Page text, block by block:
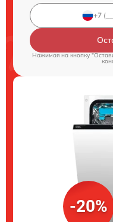
Нажимая на кнопку
-20%